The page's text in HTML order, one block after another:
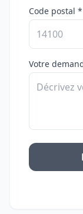
Code postal *
Votre